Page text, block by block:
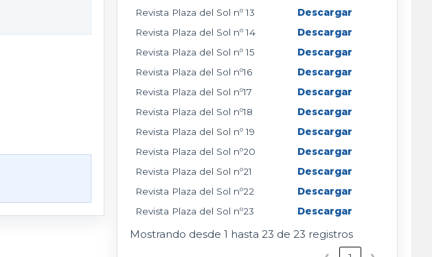
Revista Plaza del Sol nº 13
Descargar
Revista Plaza del Sol nº 14
Descargar
Revista Plaza del Sol nº 15
Descargar
Revista Plaza del Sol nº16
Descargar
Revista Plaza del Sol nº17
Descargar
Revista Plaza del Sol nº18
Descargar
Revista Plaza del Sol nº 19
Descargar
Revista Plaza del Sol nº20
Descargar
Revista Plaza del Sol nº21
Descargar
Revista Plaza del Sol nº22
Descargar
Revista Plaza del Sol nº23
Descargar
Mostrando desde 1 hasta 23 de 23 registros